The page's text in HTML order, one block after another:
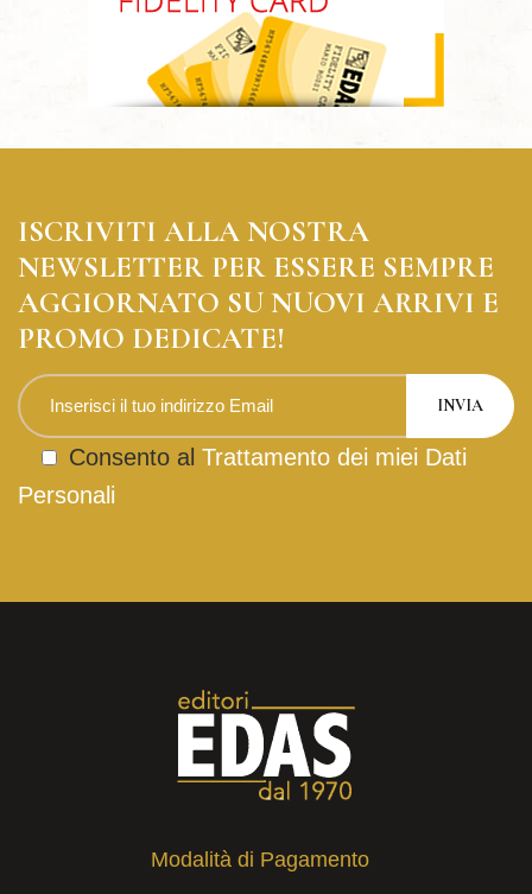
ISCRIVITI ALLA NOSTRA
NEWSLETTER PER ESSERE SEMPRE
AGGIORNATO SU NUOVI ARRIVI E
PROMO DEDICATE!
Consento al Trattamento dei miei Dati
Personali
Modalità di Pagamento